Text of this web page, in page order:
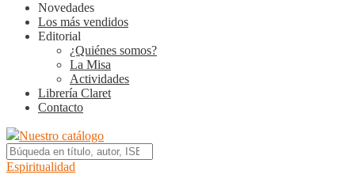
Novedades
Los más vendidos
Editorial
¿Quiénes somos?
La Misa
Actividades
Librería Claret
Contacto
Nuestro catálogo
Espiritualidad